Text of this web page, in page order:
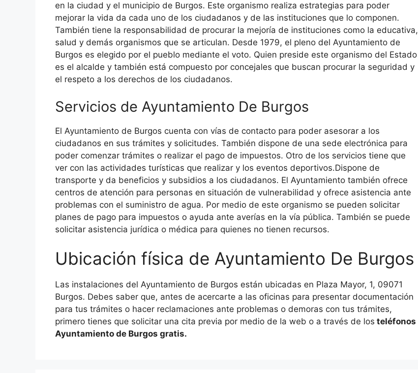
en la ciudad y el municipio de Burgos. Este organismo realiza estrategias para poder
mejorar la vida da cada uno de los ciudadanos y de las instituciones que lo componen.
También tiene la responsabilidad de procurar la mejoría de instituciones como la educativa,
salud y demás organismos que se articulan. Desde 1979, el pleno del Ayuntamiento de
Burgos es elegido por el pueblo mediante el voto. Quien preside este organismo del Estado
es el alcalde y también está compuesto por concejales que buscan procurar la seguridad y
el respeto a los derechos de los ciudadanos.
Servicios de Ayuntamiento De Burgos
El Ayuntamiento de Burgos cuenta con vías de contacto para poder asesorar a los
ciudadanos en sus trámites y solicitudes. También dispone de una sede electrónica para
poder comenzar trámites o realizar el pago de impuestos. Otro de los servicios tiene que
ver con las actividades turísticas que realizar y los eventos deportivos.Dispone de
transporte y da beneficios y subsidios a los ciudadanos. El Ayuntamiento también ofrece
centros de atención para personas en situación de vulnerabilidad y ofrece asistencia ante
problemas con el suministro de agua. Por medio de este organismo se pueden solicitar
planes de pago para impuestos o ayuda ante averías en la vía pública. También se puede
solicitar asistencia jurídica o médica para quienes no tienen recursos.
Ubicación física de Ayuntamiento De Burgos
Las instalaciones del Ayuntamiento de Burgos están ubicadas en Plaza Mayor, 1, 09071
Burgos. Debes saber que, antes de acercarte a las oficinas para presentar documentación
para tus trámites o hacer reclamaciones ante problemas o demoras con tus trámites,
primero tienes que solicitar una cita previa por medio de la web o a través de los teléfonos
Ayuntamiento de Burgos gratis.